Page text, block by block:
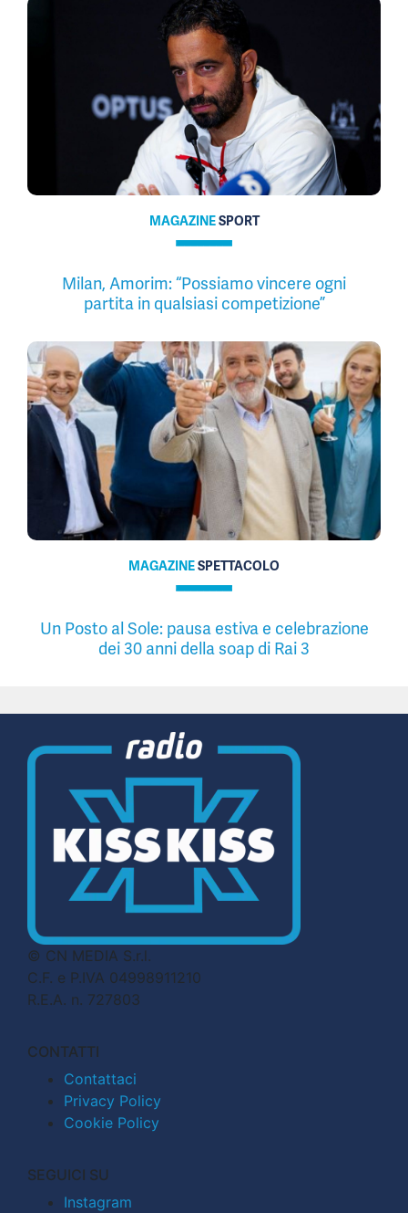
MAGAZINESPORT
Milan, Amorim: “Possiamo vincere ogni
partita in qualsiasi competizione”
MAGAZINESPETTACOLO
Un Posto al Sole: pausa estiva e celebrazione
dei 30 anni della soap di Rai 3
© CN MEDIA S.r.l.
C.F. e P.IVA 04998911210
R.E.A. n. 727803
CONTATTI
Contattaci
Privacy Policy
Cookie Policy
SEGUICI SU
Instagram